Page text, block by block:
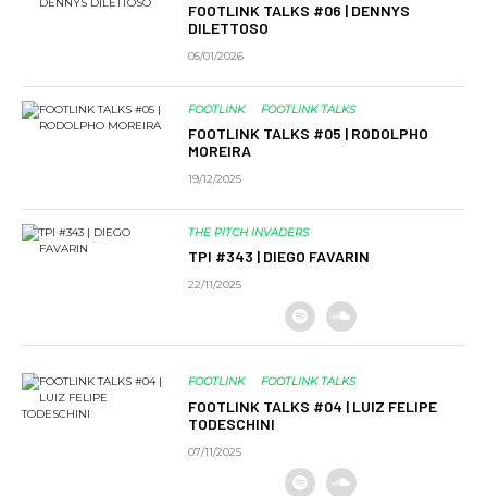
FOOTLINK TALKS #06 | DENNYS
DILETTOSO
05/01/2026
FOOTLINK FOOTLINK TALKS
FOOTLINK TALKS #05 | RODOLPHO
MOREIRA
19/12/2025
THE PITCH INVADERS
TPI #343 | DIEGO FAVARIN
22/11/2025
FOOTLINK FOOTLINK TALKS
FOOTLINK TALKS #04 | LUIZ FELIPE
TODESCHINI
07/11/2025